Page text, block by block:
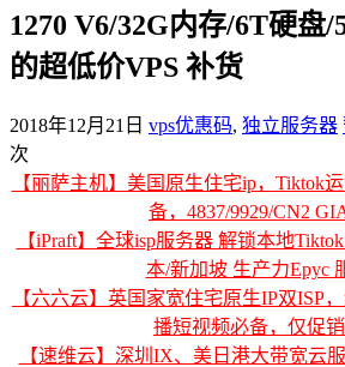
1270 V6/32G内存/6T硬盘
的超低价VPS 补货
2018年12月21日 vps优惠码, 独立服务器
次
【丽萨主机】美国原生住宅ip，Tiktok
备，4837/9929/CN2
【iPraft】全球isp服务器 解锁本地
本/新加坡 生产力Epyc
【六六云】英国家宽住宅原生IP双ISP
播短视频必备，仅促
【速维云】深圳IX、美日港大带宽云